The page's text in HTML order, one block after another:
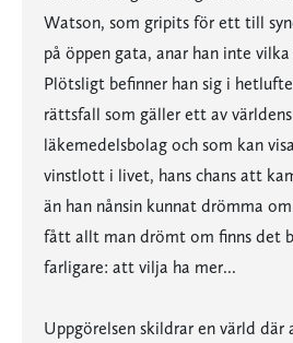
Watson, som gripits för ett till
på öppen gata, anar han inte
Plötsligt befinner han sig i
rättsfall som gäller ett av
läkemedelsbolag och som kan
vinstlott i livet, hans chans att
än han nånsin kunnat drömma
fått allt man drömt om finns det
farligare: att vilja ha mer...
Uppgörelsen skildrar en värld där